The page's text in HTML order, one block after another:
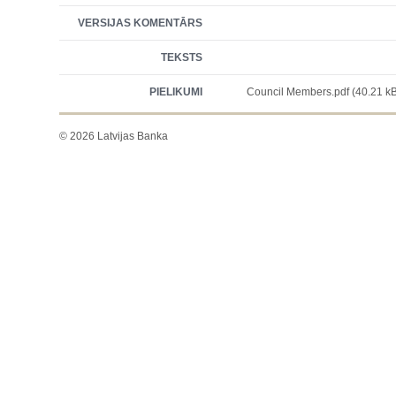
VERSIJAS KOMENTĀRS
TEKSTS
PIELIKUMI Council Members.pdf (40.21
© 2026 Latvijas Banka